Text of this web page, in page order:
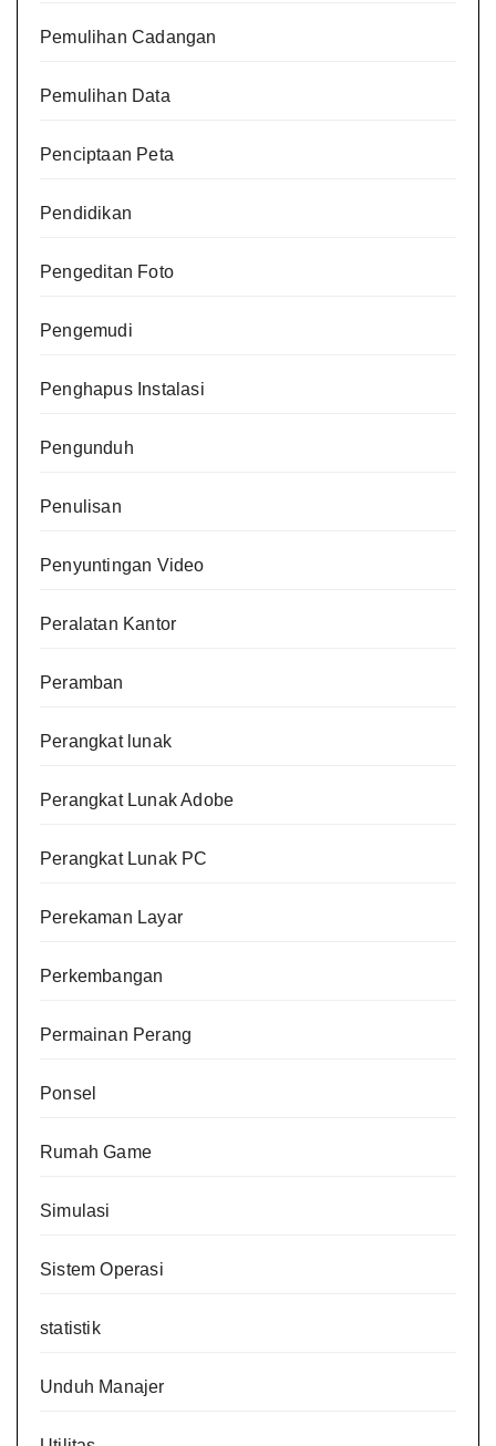
Pemulihan Cadangan
Pemulihan Data
Penciptaan Peta
Pendidikan
Pengeditan Foto
Pengemudi
Penghapus Instalasi
Pengunduh
Penulisan
Penyuntingan Video
Peralatan Kantor
Peramban
Perangkat lunak
Perangkat Lunak Adobe
Perangkat Lunak PC
Perekaman Layar
Perkembangan
Permainan Perang
Ponsel
Rumah Game
Simulasi
Sistem Operasi
statistik
Unduh Manajer